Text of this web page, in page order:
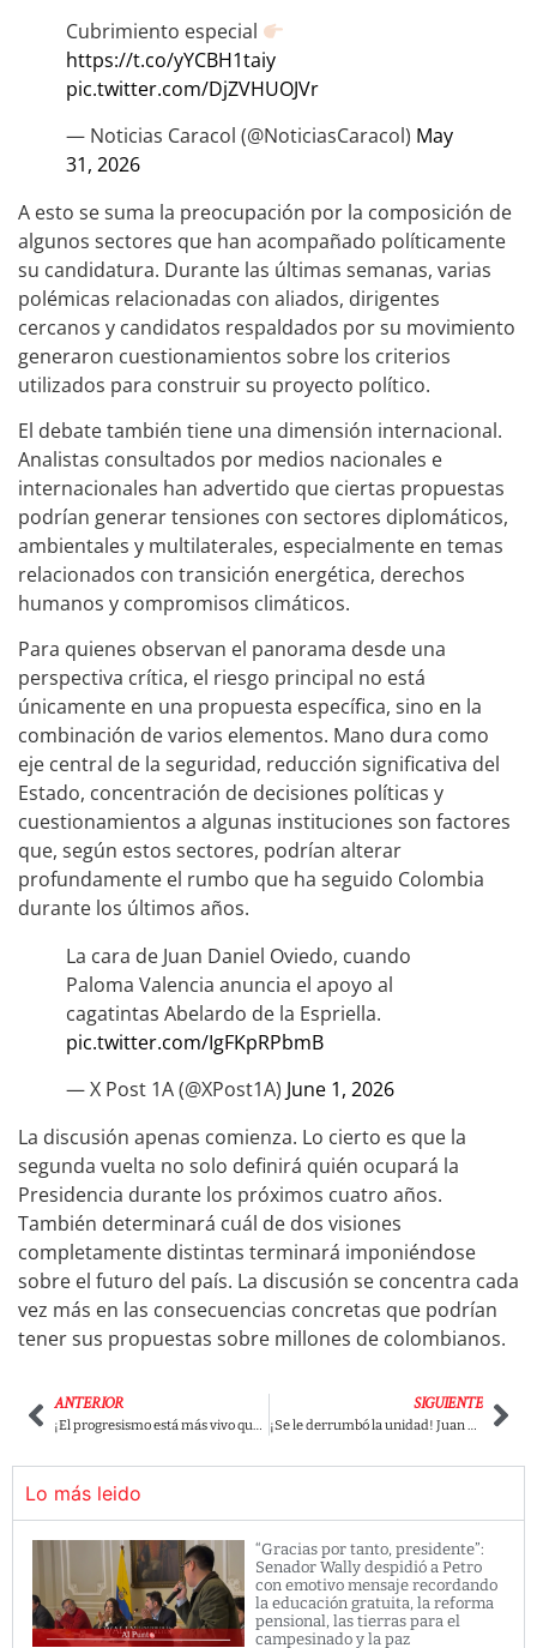
Cubrimiento especial
https://t.co/yYCBH1taiy
pic.twitter.com/DjZVHUOJVr
— Noticias Caracol (@NoticiasCaracol) May
31, 2026
A esto se suma la preocupación por la composición de
algunos sectores que han acompañado políticamente
su candidatura. Durante las últimas semanas, varias
polémicas relacionadas con aliados, dirigentes
cercanos y candidatos respaldados por su movimiento
generaron cuestionamientos sobre los criterios
utilizados para construir su proyecto político.
El debate también tiene una dimensión internacional.
Analistas consultados por medios nacionales e
internacionales han advertido que ciertas propuestas
podrían generar tensiones con sectores diplomáticos,
ambientales y multilaterales, especialmente en temas
relacionados con transición energética, derechos
humanos y compromisos climáticos.
Para quienes observan el panorama desde una
perspectiva crítica, el riesgo principal no está
únicamente en una propuesta específica, sino en la
combinación de varios elementos. Mano dura como
eje central de la seguridad, reducción significativa del
Estado, concentración de decisiones políticas y
cuestionamientos a algunas instituciones son factores
que, según estos sectores, podrían alterar
profundamente el rumbo que ha seguido Colombia
durante los últimos años.
La cara de Juan Daniel Oviedo, cuando
Paloma Valencia anuncia el apoyo al
cagatintas Abelardo de la Espriella.
pic.twitter.com/IgFKpRPbmB
— X Post 1A (@XPost1A) June 1, 2026
La discusión apenas comienza. Lo cierto es que la
segunda vuelta no solo definirá quién ocupará la
Presidencia durante los próximos cuatro años.
También determinará cuál de dos visiones
completamente distintas terminará imponiéndose
sobre el futuro del país. La discusión se concentra cada
vez más en las consecuencias concretas que podrían
tener sus propuestas sobre millones de colombianos.
ANTERIOR
¡El progresismo está más vivo que nunca! Iván Cepeda alcanza una votación histórica y mantiene vivo el sueño de cambio y de paz
SIGUIENTE
¡Se le derrumbó la unidad! Juan Daniel Oviedo se rebeló contra Paloma Valencia y rechazó su respaldo a Abelardo, a quien señaló por sus actitudes homofóbicas y machistas
Lo más leido
“Gracias por tanto, presidente”:
Senador Wally despidió a Petro
con emotivo mensaje recordando
la educación gratuita, la reforma
pensional, las tierras para el
campesinado y la paz